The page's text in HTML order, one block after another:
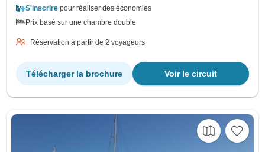
S'inscrire pour réaliser des économies
Prix basé sur une chambre double
Réservation à partir de 2 voyageurs
Voir le circuit
Télécharger la brochure